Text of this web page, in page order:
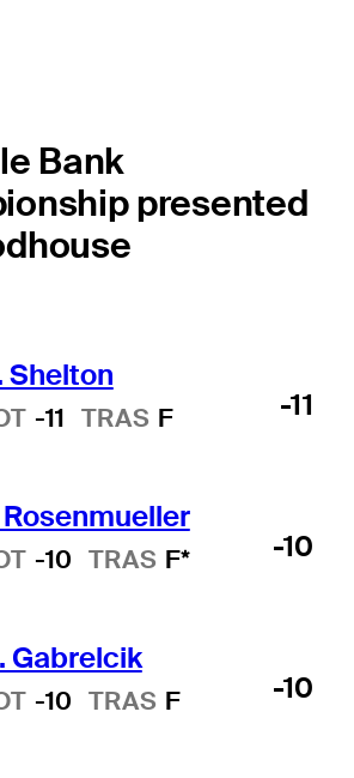
Bank
presented
Shelton
-11 TRAS F -11
Rosenmueller
-10 TRAS F* -10
Gabrelcik
-10 TRAS F -10